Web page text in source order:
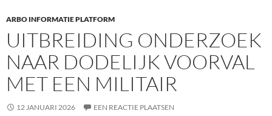
ARBO INFORMATIE PLATFORM
UITBREIDING ONDERZOEK
NAAR DODELIJK VOORVAL
MET EEN MILITAIR
12 JANUARI 2026 EEN REACTIE PLAATSEN